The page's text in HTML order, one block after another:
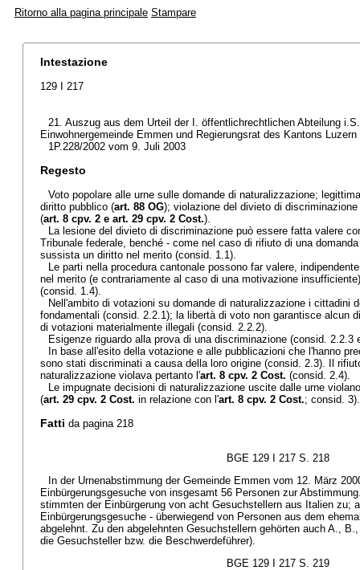
Ritorno alla pagina principale Stampare
Intestazione
129 I 217
21. Auszug aus dem Urteil der I. öffentlichrechtlichen Abteilung
Einwohnergemeinde Emmen und Regierungsrat des Kantons
1P.228/2002 vom 9. Juli 2003
Regesto
Voto popolare alle urne sulle domande di naturalizzazione;
diritto pubblico (art. 88 OG); violazione del divieto di
(art. 8 cpv. 2 e art. 29 cpv. 2 Cost.).
La lesione del divieto di discriminazione può essere fatta valere
Tribunale federale, benché - come nel caso di rifiuto di una
sussista un diritto nel merito (consid. 1.1).
Le parti nella procedura cantonale possono far valere,
nel merito (e contrariamente al caso di una motivazione
(consid. 1.4).
Nell'ambito di votazioni su domande di naturalizzazione i cittadini
fondamentali (consid. 2.2.1); la libertà di voto non garantisce alcun
di votazioni materialmente illegali (consid. 2.2.2).
Esigenze riguardo alla prova di una discriminazione (consid. 2.2.3
In base all'esito della votazione e alle pubblicazioni che l'hanno
sono stati discriminati a causa della loro origine (consid. 2.3). Il
naturalizzazione violava pertanto l'art. 8 cpv. 2 Cost. (consid. 2.4).
Le impugnate decisioni di naturalizzazione uscite dalle urne
(art. 29 cpv. 2 Cost. in relazione con l'art. 8 cpv. 2 Cost.; consid. 3).
Fatti da pagina 218
BGE 129 I 217 S. 218
In der Urnenabstimmung der Gemeinde Emmen vom 12. März
Einbürgerungsgesuche von insgesamt 56 Personen zur
stimmten der Einbürgerung von acht Gesuchstellern aus Italien zu;
Einbürgerungsgesuche - überwiegend von Personen aus dem
abgelehnt. Zu den abgelehnten Gesuchstellern gehörten auch A.,
die Gesuchsteller bzw. die Beschwerdeführer).
BGE 129 I 217 S. 219